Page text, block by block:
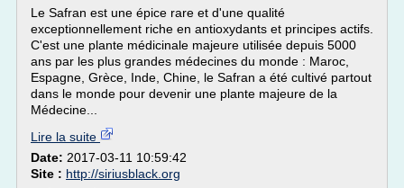
Le Safran est une épice rare et d'une qualité
exceptionnellement riche en antioxydants et principes actifs.
C'est une plante médicinale majeure utilisée depuis 5000
ans par les plus grandes médecines du monde : Maroc,
Espagne, Grèce, Inde, Chine, le Safran a été cultivé partout
dans le monde pour devenir une plante majeure de la
Médecine...
Lire la suite
Date: 2017-03-11 10:59:42
Site : http://siriusblack.org